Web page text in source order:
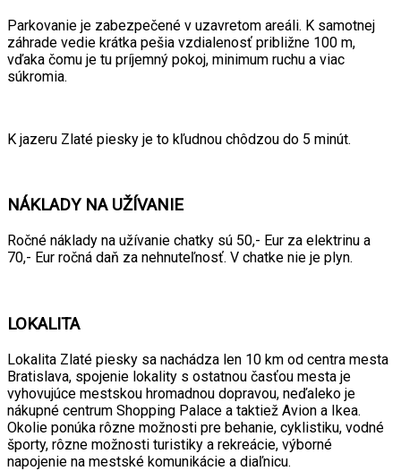
Parkovanie je zabezpečené v uzavretom areáli. K samotnej
záhrade vedie krátka pešia vzdialenosť približne 100 m,
vďaka čomu je tu príjemný pokoj, minimum ruchu a viac
súkromia.
K jazeru Zlaté piesky je to kľudnou chôdzou do 5 minút.
NÁKLADY NA UŽÍVANIE
Ročné náklady na užívanie chatky sú 50,- Eur za elektrinu a
70,- Eur ročná daň za nehnuteľnosť. V chatke nie je plyn.
LOKALITA
Lokalita Zlaté piesky sa nachádza len 10 km od centra mesta
Bratislava, spojenie lokality s ostatnou časťou mesta je
vyhovujúce mestskou hromadnou dopravou, neďaleko je
nákupné centrum Shopping Palace a taktiež Avion a Ikea.
Okolie ponúka rôzne možnosti pre behanie, cyklistiku, vodné
športy, rôzne možnosti turistiky a rekreácie, výborné
napojenie na mestské komunikácie a diaľnicu.